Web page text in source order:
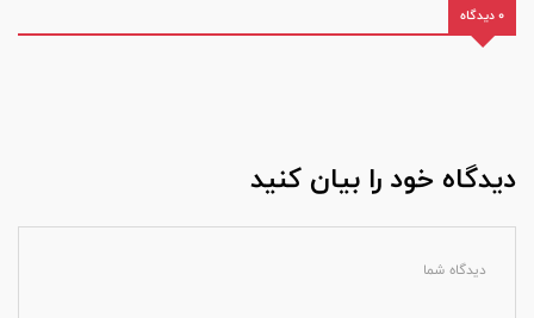
0 دیدگاه
دیدگاه خود را بیان کنید